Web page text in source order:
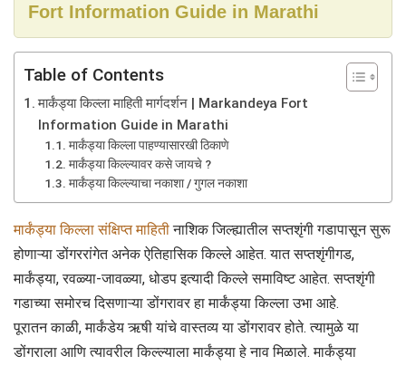
Fort Information Guide in Marathi
Table of Contents
मार्कंड्या किल्ला माहिती मार्गदर्शन | Markandeya Fort
Information Guide in Marathi
मार्कंड्या किल्ला पाहण्यासारखी ठिकाणे
मार्कंड्या किल्ल्यावर कसे जायचे ?
मार्कंड्या किल्ल्याचा नकाशा / गुगल नकाशा
मार्कंड्या किल्ला संक्षिप्त माहितीनाशिक जिल्ह्यातील सप्तशृंगी गडापासून सुरू
होणाऱ्या डोंगररांगेत अनेक ऐतिहासिक किल्ले आहेत. यात सप्तशृंगीगड,
मार्कंड्या, रवळ्या-जावळ्या, धोडप इत्यादी किल्ले समाविष्ट आहेत. सप्तशृंगी
गडाच्या समोरच दिसणाऱ्या डोंगरावर हा मार्कंड्या किल्ला उभा आहे.
पूरातन काळी, मार्कंडेय ऋषी यांचे वास्तव्य या डोंगरावर होते. त्यामुळे या
डोंगराला आणि त्यावरील किल्ल्याला मार्कंड्या हे नाव मिळाले. मार्कंड्या